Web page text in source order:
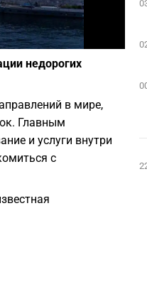
Фото: Unsplash
недорогих
в мире,
Главным
и услуги внутри
с